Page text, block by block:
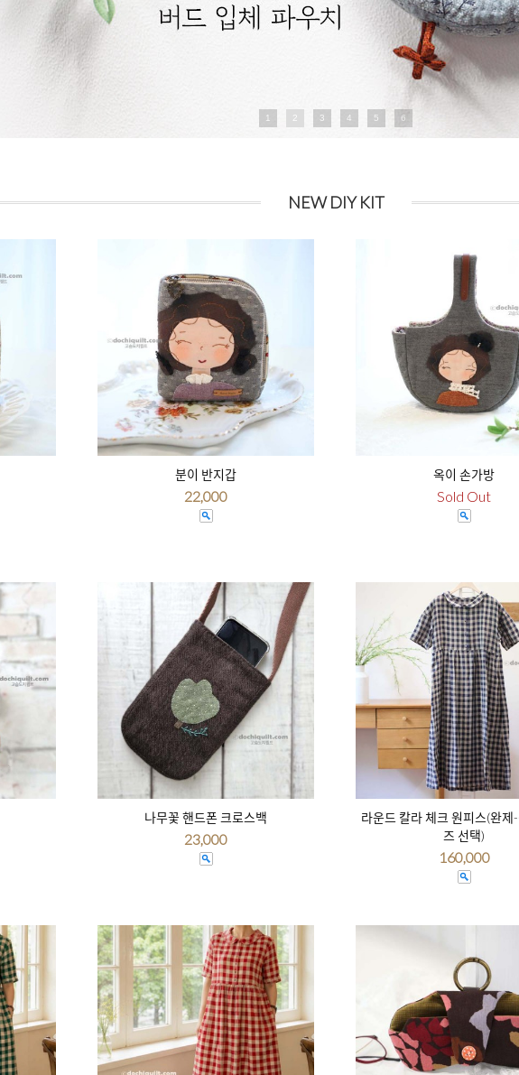
1 2 3 4 5 6
NEW DIY KIT
분이 반지갑
22,000
옥이 손가방
Sold Out
나무꽃 핸드폰 크로스백
23,000
라운드 칼라 체크 원피스(완제
즈 선택)
160,000